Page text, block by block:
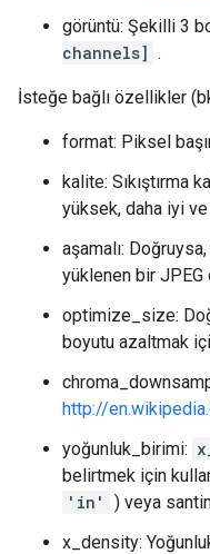
görüntü: Şekilli 3
channels] .
İsteğe bağlı özellikler
format: Piksel
kalite: Sıkıştırma
yüksek, daha iyi ve
aşamalı:
yüklenen bir JPEG
optimize_size:
boyutu azaltmak
http://
yoğunluk_birimi:
belirtmek için
'in'
) veya
x_density: